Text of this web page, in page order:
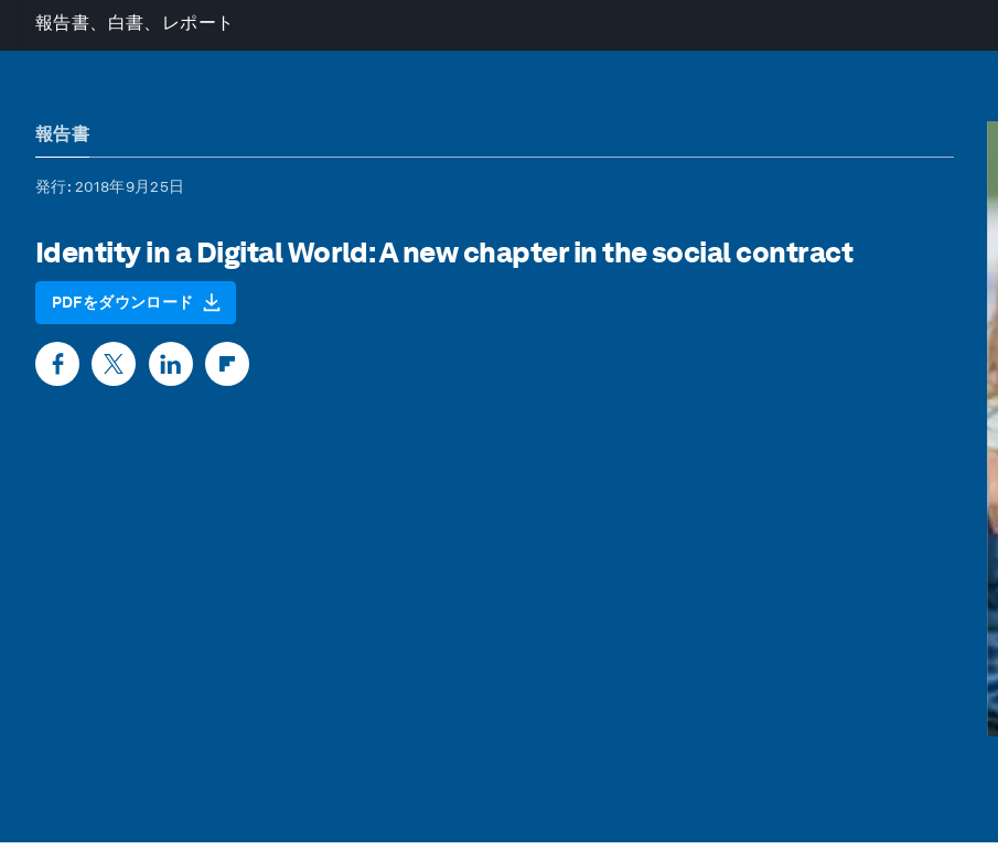
報告書、白書、レポート
報告書
発行: 2018年9月25日
Identity in a Digital World: A new chapter in the social contract
PDFをダウンロード